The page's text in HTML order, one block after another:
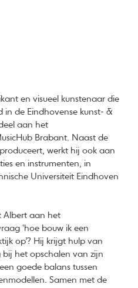
en visueel kunstenaar die
de Eindhovense kunst- &
aan het
Brabant. Naast de
werkt hij ook aan
en instrumenten, in
Universiteit Eindhoven
Albert aan het
‘hoe bouw ik een
op’? Hij krijgt hulp van
bij het opschalen van zijn
goede balans tussen
Samen met de